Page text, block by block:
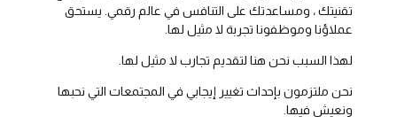
تقنيتك ، ومساعدتك على التنافس في عالم رقمي. يستحق
عملاؤنا وموظفونا تجربة لا مثيل لها.
لهذا السبب نحن هنا لتقديم تجارب لا مثيل لها.
نحن ملتزمون بإحداث تغيير إيجابي في المجتمعات التي نحبها
ونعيش فيها.